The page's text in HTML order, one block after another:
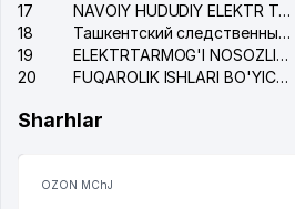
17
NAVOIY HUDUDIY ELEKTR TARMOQLARI KORXONASI AJ
18
Ташкентский следственный изолятор
19
ELEKTRTARMOG'I NOSOZLIKLARINI TO'ZATISH SERGELI XIZMATI
20
FUQAROLIK ISHLARI BO'YICHA UCH-TEPA TUMANI SUDI
Sharhlar
OZON MChJ